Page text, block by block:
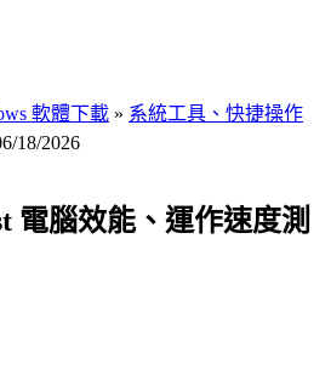
軟體下載 » 系統工具、快捷操作
18/2026
電腦效能、運作速度測